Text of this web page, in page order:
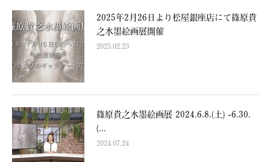
2025年2月26日より松屋銀座店にて篠原貴
之水墨絵画展開催
2025.02.23
篠原貴之水墨絵画展 2024.6.8.(土) -6.30.
(...
2024.07.24